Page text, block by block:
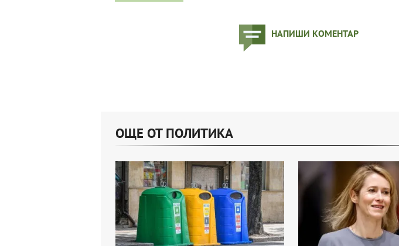
НАПИШИ КОМЕНТАР
ОЩЕ ОТ ПОЛИТИКА